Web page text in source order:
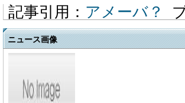
記事引用： アメーバ？
ニュース画像